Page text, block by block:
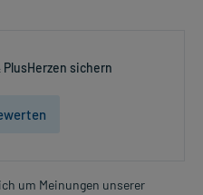
sichern
um Meinungen unserer